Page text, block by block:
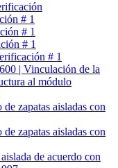
# 1
# 1
# 1
# 1
| Vinculación de la
al módulo
zapatas aisladas con
zapatas aisladas con
de acuerdo con